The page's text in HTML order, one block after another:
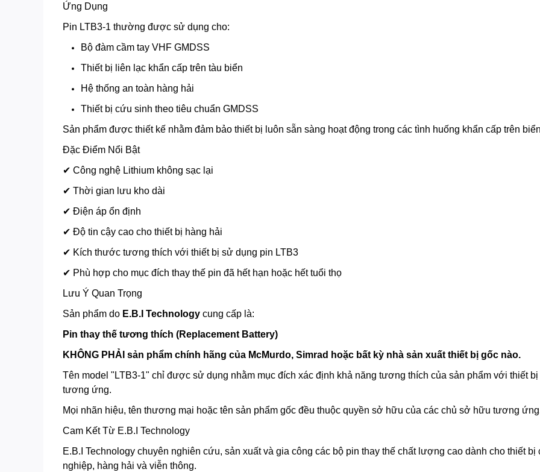
Ứng Dụng
Pin LTB3-1 thường được sử dụng cho:
Bộ đàm cầm tay VHF GMDSS
Thiết bị liên lạc khẩn cấp trên tàu biển
Hệ thống an toàn hàng hải
Thiết bị cứu sinh theo tiêu chuẩn GMDSS
Sản phẩm được thiết kế nhằm đảm bảo thiết bị luôn sẵn sàng hoạt động trong các tình huống khẩn cấp trên
Đặc Điểm Nổi Bật
✔ Công nghệ Lithium không sạc lại
✔ Thời gian lưu kho dài
✔ Điện áp ổn định
✔ Độ tin cậy cao cho thiết bị hàng hải
✔ Kích thước tương thích với thiết bị sử dụng pin LTB3
✔ Phù hợp cho mục đích thay thế pin đã hết hạn hoặc hết tuổi thọ
Lưu Ý Quan Trọng
Sản phẩm do E.B.I Technology cung cấp là:
Pin thay thế tương thích (Replacement Battery)
KHÔNG PHẢI sản phẩm chính hãng của McMurdo, Simrad hoặc bất kỳ nhà sản xuất thiết bị gốc nào.
Tên model "LTB3-1" chỉ được sử dụng nhằm mục đích xác định khả năng tương thích của sản phẩm với thiết bị
tương ứng.
Mọi nhãn hiệu, tên thương mại hoặc tên sản phẩm gốc đều thuộc quyền sở hữu của các chủ sở hữu tương
Cam Kết Từ E.B.I Technology
E.B.I Technology chuyên nghiên cứu, sản xuất và gia công các bộ pin thay thế chất lượng cao dành cho thiết bị
nghiệp, hàng hải và viễn thông.